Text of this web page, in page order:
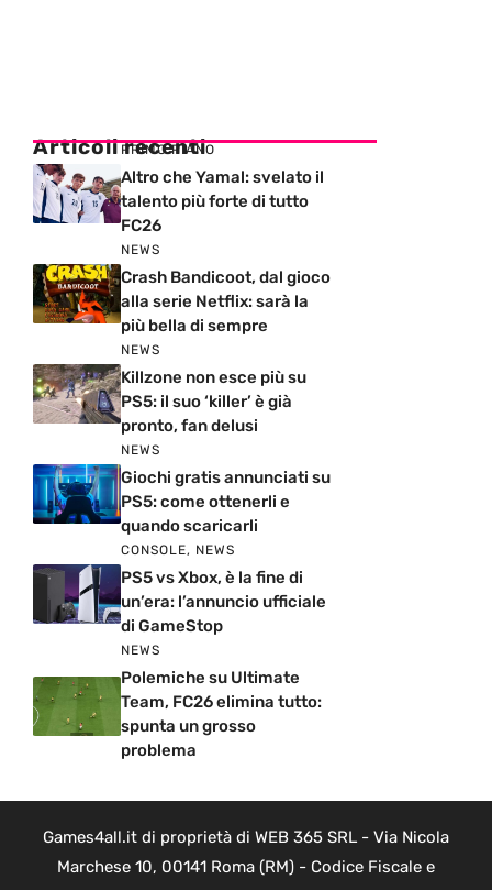
Articoli recenti
PRIMO PIANO
Altro che Yamal: svelato il
talento più forte di tutto
FC26
NEWS
Crash Bandicoot, dal gioco
alla serie Netflix: sarà la
più bella di sempre
NEWS
Killzone non esce più su
PS5: il suo ‘killer’ è già
pronto, fan delusi
NEWS
Giochi gratis annunciati su
PS5: come ottenerli e
quando scaricarli
CONSOLE, NEWS
PS5 vs Xbox, è la fine di
un’era: l’annuncio ufficiale
di GameStop
NEWS
Polemiche su Ultimate
Team, FC26 elimina tutto:
spunta un grosso
problema
Games4all.it di proprietà di WEB 365 SRL - Via Nicola
Marchese 10, 00141 Roma (RM) - Codice Fiscale e